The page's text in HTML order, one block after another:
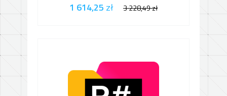
1 614,25 zł 3 228,49zł